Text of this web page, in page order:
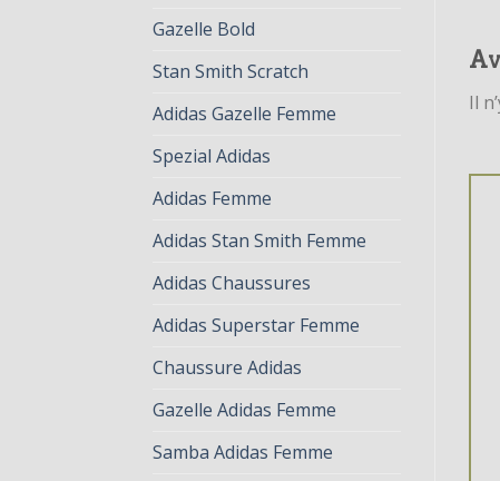
Gazelle Bold
Stan Smith Scratch
Adidas Gazelle Femme
Spezial Adidas
Adidas Femme
Adidas Stan Smith Femme
Adidas Chaussures
Adidas Superstar Femme
Chaussure Adidas
Gazelle Adidas Femme
Samba Adidas Femme
Il